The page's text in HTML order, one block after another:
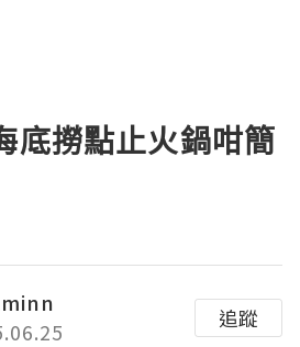
底撈點止火鍋咁簡
追蹤